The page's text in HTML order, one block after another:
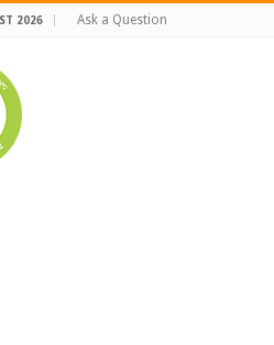
2026 Ask a Question